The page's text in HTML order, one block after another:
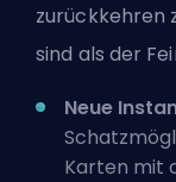
zurückkehren
sind als der
Neue
Karten mit